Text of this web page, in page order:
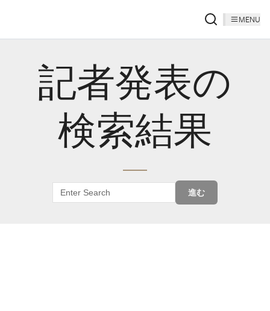
MENU
記者発表の
検索結果
進む